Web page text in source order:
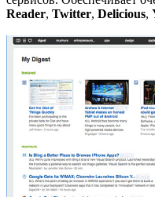
Reader, Twitter, Delicious,